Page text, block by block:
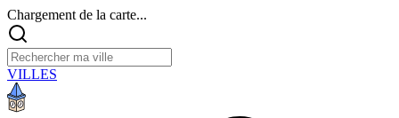
Chargement de la carte...
VILLES